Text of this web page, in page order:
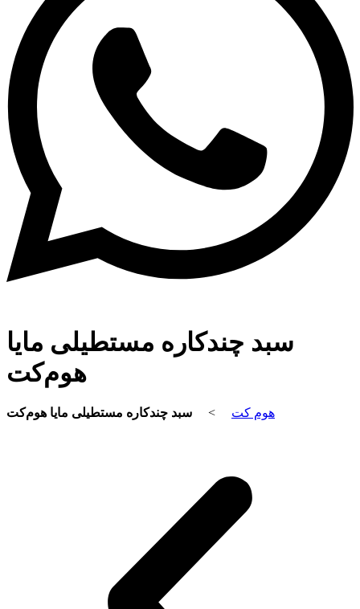
سبد چندکاره مستطیلی مایا
هوم‌کت
هوم کت > سبد چندکاره مستطیلی مایا هوم‌کت